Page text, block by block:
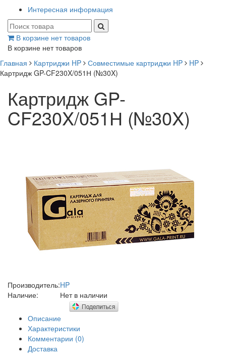
Интересная информация
В корзине нет товаров
В корзине нет товаров
Главная
Картриджи HP Совместимые картриджи HP
HP
Картридж GP-CF230X/051Н (№30X)
Картридж GP-
CF230X/051Н (№30X)
Производитель:HP
Наличие:
Нет в наличии
Описание
Характеристики
Комментарии (0)
Доставка